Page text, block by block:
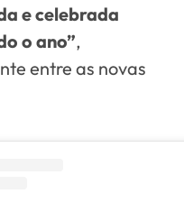
e celebrada
o ano”,
entre as novas